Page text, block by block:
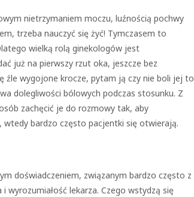
nietrzymaniem moczu, luźnością pochwy
trzeba nauczyć się żyć! Tymczasem to
wielką rolą ginekologów jest
już na pierwszy rzut oka, jeszcze bez
źle wygojone krocze, pytam ją czy nie boli jej to
dolegliwości bólowych podczas stosunku. Z
zachęcić je do rozmowy tak, aby
wtedy bardzo często pacjentki się otwierają.
doświadczeniem, związanym bardzo często z
lekarza. Czego wstydzą się